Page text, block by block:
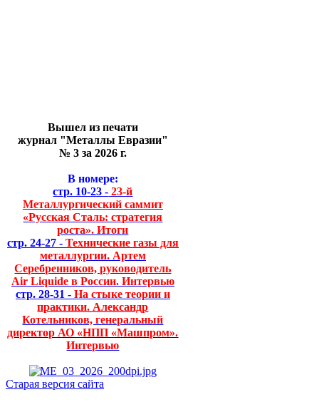
Вышел из печати
журнал "Металлы Евразии"
№ 3 за 2026 г.
В номере:
стр. 10-23 - 23-й
Металлургический саммит
«Русская Сталь: стратегия
роста». Итоги
стр. 24-27 - Технические газы для
металлургии. Артем
Серебренников, руководитель
Air Liquide в России. Интервью
стр. 28-31 - На стыке теории и
практики. Александр
Котельников, генеральный
директор АО «НПП «Машпром».
Интервью
Старая версия сайта